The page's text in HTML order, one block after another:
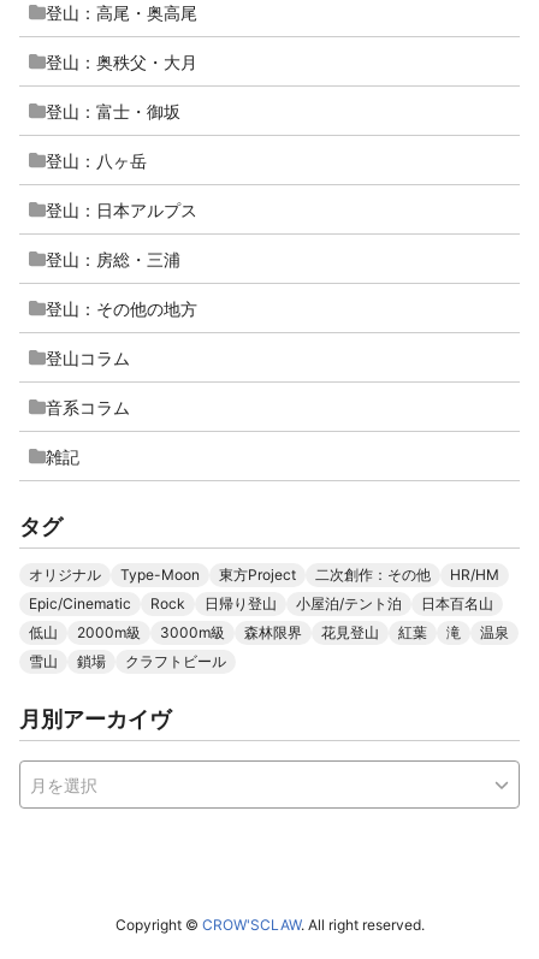
登山：高尾・奥高尾
登山：奥秩父・大月
登山：富士・御坂
登山：八ヶ岳
登山：日本アルプス
登山：房総・三浦
登山：その他の地方
登山コラム
音系コラム
雑記
タグ
オリジナル Type-Moon 東方Project 二次創作：その他
HR/HM
Epic/Cinematic
Rock 日帰り登山 小屋泊/テント泊
日本百名山
低山
2000m級 3000m級 森林限界 花見登山 紅葉 滝
温泉
雪山
鎖場 クラフトビール
月別アーカイヴ
Copyright © CROW'SCLAW. All right reserved.